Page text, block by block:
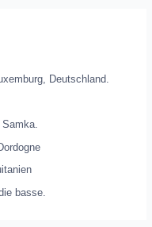
Deutschland.
basse.